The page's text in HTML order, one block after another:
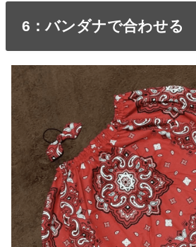
6：バンダナで合わせる